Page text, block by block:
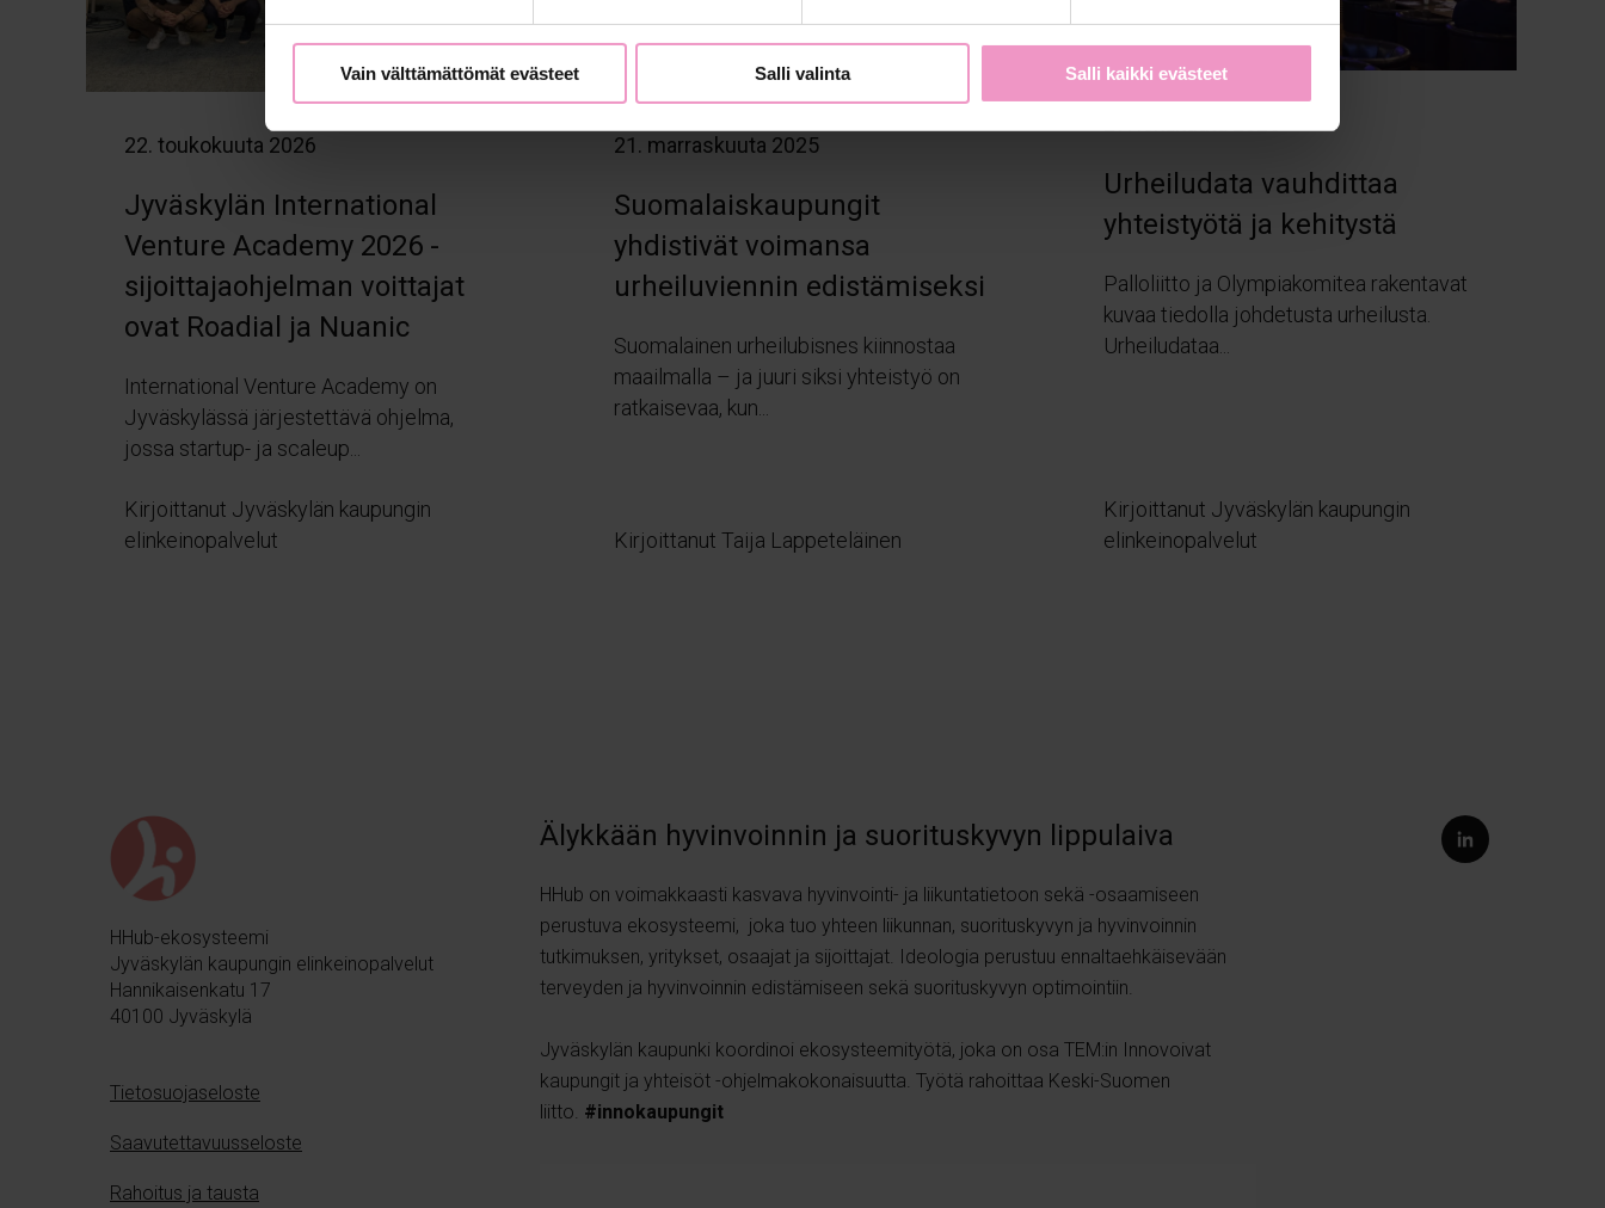
k
s
v
a
l
i
t
a
Vain välttämättömät evästeet Salli valinta Salli kaikki evästeet
22. toukokuuta 2026
Jyväskylän International
Venture Academy 2026 -
sijoittajaohjelman voittajat
ovat Roadial ja Nuanic
International Venture Academy on
Jyväskylässä järjestettävä ohjelma,
jossa startup- ja scaleup...
Kirjoittanut Jyväskylän kaupungin
elinkeinopalvelut
21. marraskuuta 2025
Suomalaiskaupungit
yhdistivät voimansa
urheiluviennin edistämiseksi
Suomalainen urheilubisnes kiinnostaa
maailmalla – ja juuri siksi yhteistyö on
ratkaisevaa, kun...
Kirjoittanut Taija Lappeteläinen
27. lokakuuta 2025
Urheiludata vauhdittaa
yhteistyötä ja kehitystä
Palloliitto ja Olympiakomitea rakentavat
kuvaa tiedolla johdetusta urheilusta.
Urheiludataa...
Kirjoittanut Jyväskylän kaupungin
elinkeinopalvelut
HHub-ekosysteemi
Jyväskylän kaupungin elinkeinopalvelut
Hannikaisenkatu 17
40100 Jyväskylä
Tietosuojaseloste
Saavutettavuusseloste
Rahoitus ja tausta
Älykkään hyvinvoinnin ja suorituskyvyn lippulaiva
HHub on voimakkaasti kasvava hyvinvointi- ja liikuntatietoon sekä -osaamiseen
perustuva ekosysteemi, joka tuo yhteen liikunnan, suorituskyvyn ja hyvinvoinnin
tutkimuksen, yritykset, osaajat ja sijoittajat. Ideologia perustuu ennaltaehkäisevään
terveyden ja hyvinvoinnin edistämiseen sekä suorituskyvyn optimointiin.
Jyväskylän kaupunki koordinoi ekosysteemityötä, joka on osa TEM:in Innovoivat
kaupungit ja yhteisöt -ohjelmakokonaisuutta. Työtä rahoittaa Keski-Suomen
liitto. #innokaupungit